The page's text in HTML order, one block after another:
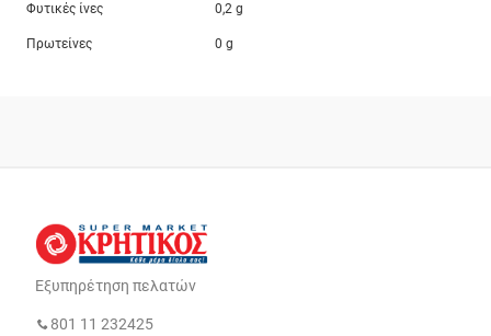
Φυτικές ίνες 0,2 g
Πρωτείνες 0 g
Εξυπηρέτηση πελατών
801 11 232425